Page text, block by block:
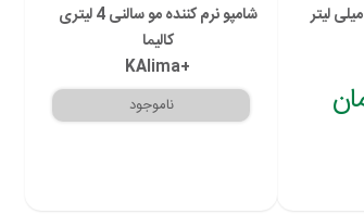
شامپو نرم کننده مو 320 میلی لیتر
شامپو نرم کننده مو سالنی 4 لیتری
کالیما
KAlima+